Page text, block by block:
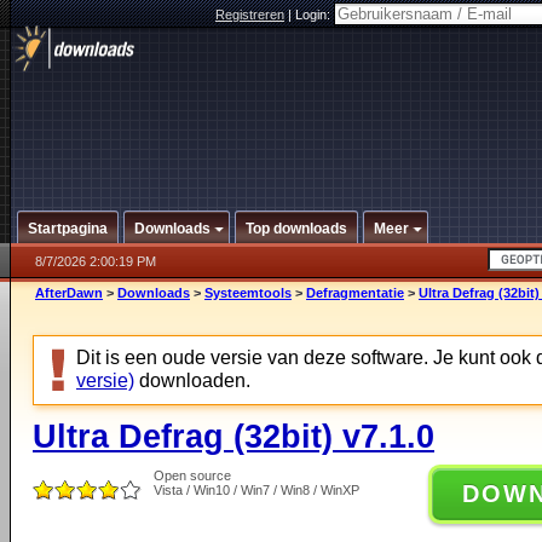
Registreren|Login:
Startpagina Downloads Top downloads Meer
8/7/2026 2:00:19 PM
AfterDawn > Downloads > Systeemtools > Defragmentatie > Ultra Defrag (32bit)
Dit is een oude versie van deze software. Je kunt ook
versie) downloaden.
Ultra Defrag (32bit) v7.1.0
Open source
Vista / Win10 / Win7 / Win8 / WinXP